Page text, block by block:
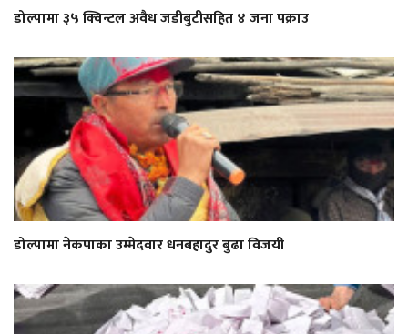
डोल्पामा ३५ क्विन्टल अवैध जडीबुटीसहित ४ जना पक्राउ
डोल्पामा नेकपाका उम्मेदवार धनबहादुर बुढा विजयी